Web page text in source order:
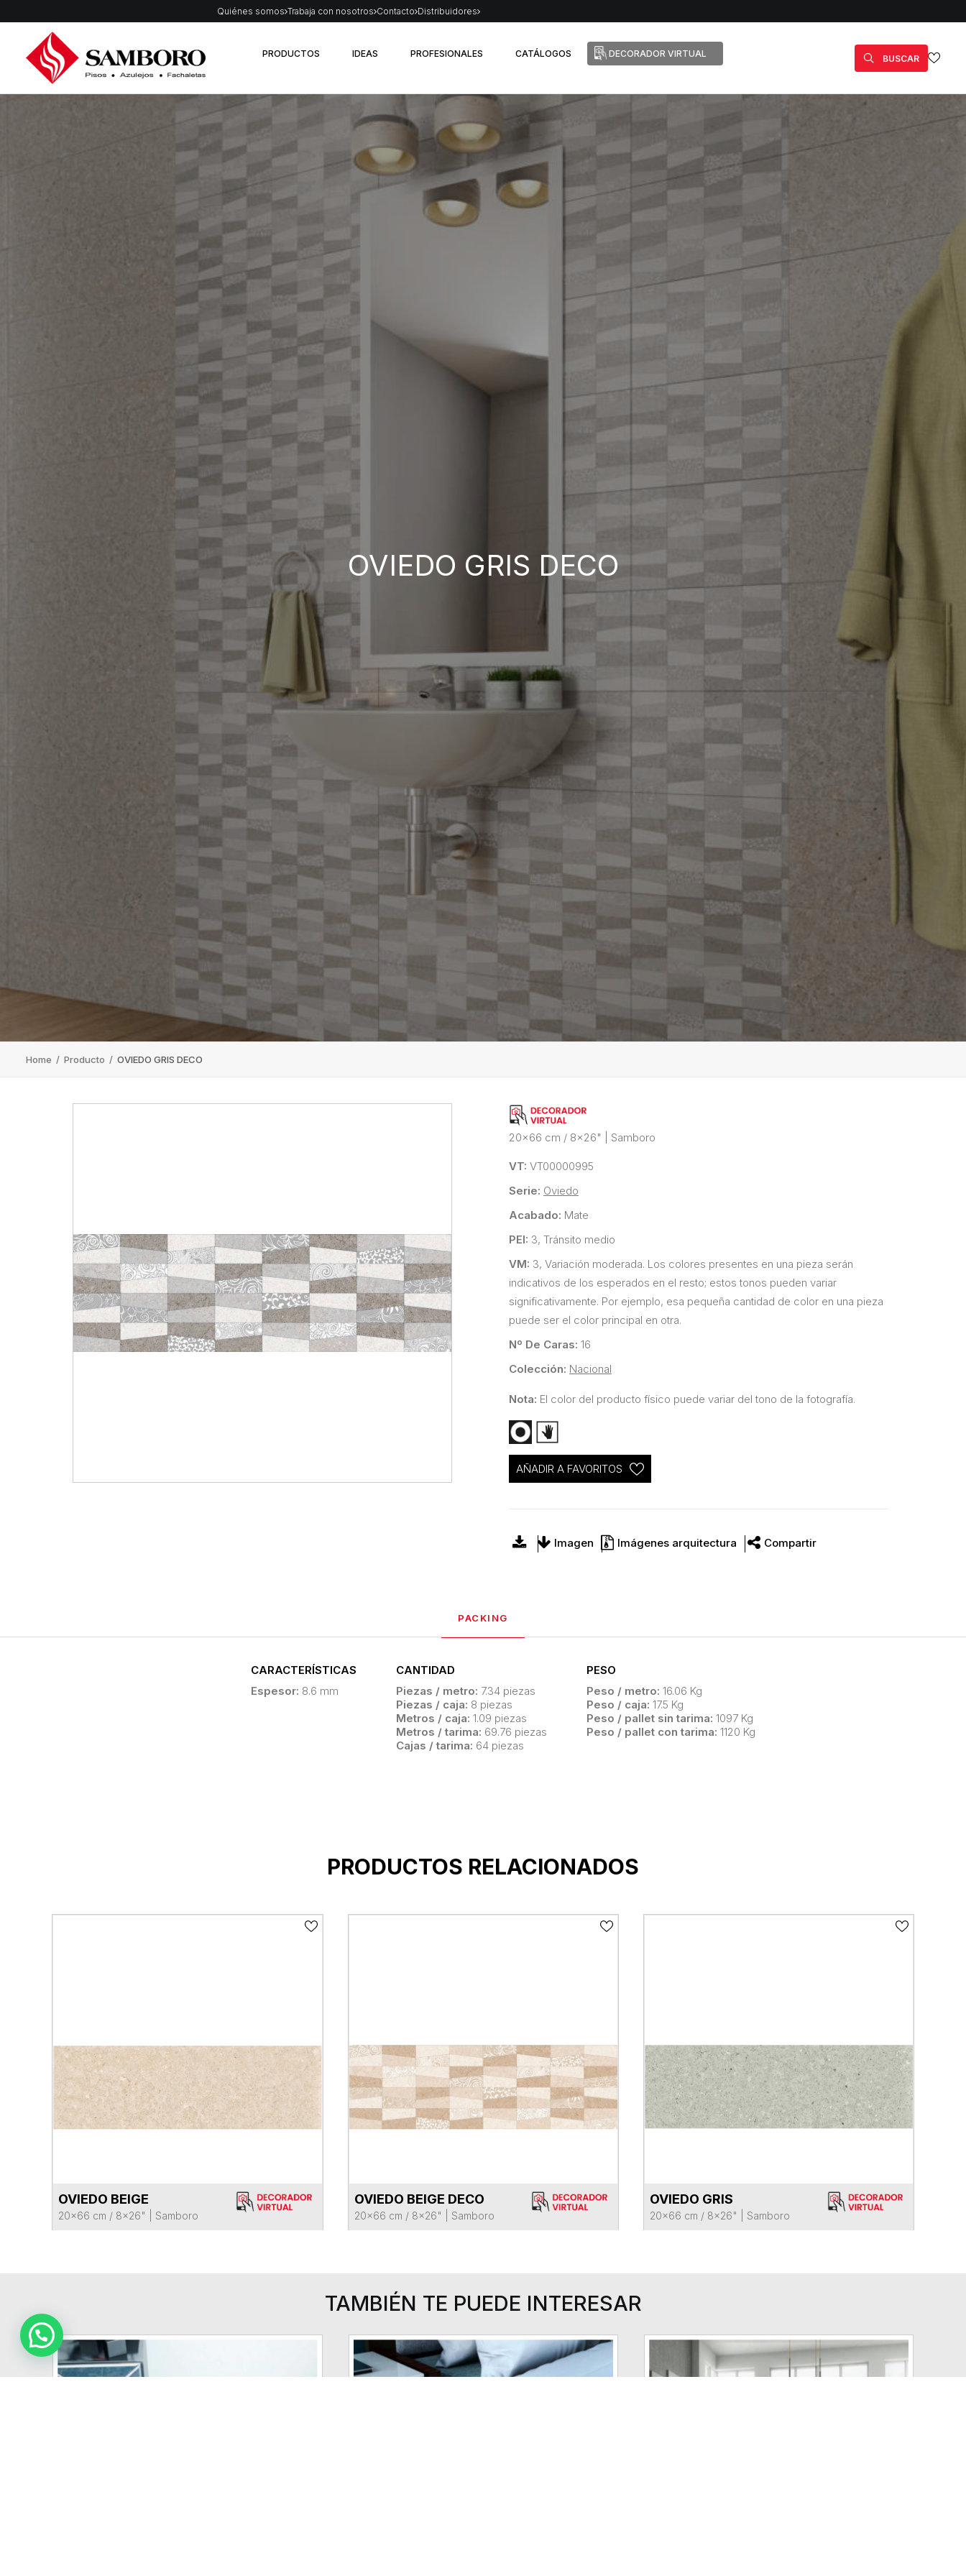
Quiénes somos Trabaja con nosotros Contacto Distribuidores
PRODUCTOS IDEAS PROFESIONALES CATÁLOGOS DECORADOR VIRTUAL BUSCAR
OVIEDO GRIS DECO
Home / Producto / OVIEDO GRIS DECO
20x66 cm / 8x26" Samboro
VT: VT00000995
Serie: Oviedo
Acabado: Mate
PEI: 3, Tránsito medio
VM: 3, Variación moderada. Los colores presentes en una pieza serán
indicativos de los esperados en el resto; estos tonos pueden variar
significativamente. Por ejemplo, esa pequeña cantidad de color en una pieza
puede ser el color principal en otra.
Nº De Caras: 16
Colección: Nacional
Nota: El color del producto físico puede variar del tono de la fotografía.
AÑADIR A FAVORITOS
Imagen Imágenes arquitectura Compartir
PACKING
CARACTERÍSTICAS
Espesor: 8.6 mm
CANTIDAD
Piezas / metro: 7.34 piezas
Piezas / caja: 8 piezas
Metros / caja: 1.09 piezas
Metros / tarima: 69.76 piezas
Cajas / tarima: 64 piezas
PESO
Peso / metro: 16.06 Kg
Peso / caja: 17.5 Kg
Peso / pallet sin tarima: 1097 Kg
Peso / pallet con tarima: 1120 Kg
PRODUCTOS RELACIONADOS
VER FICHA DEL PRODUCTO
OVIEDO BEIGE
20x66 cm / 8x26" Samboro
VER FICHA DEL PRODUCTO
OVIEDO BEIGE DECO
20x66 cm / 8x26" Samboro
VER FICHA DEL PRODUCTO
OVIEDO GRIS
20x66 cm / 8x26" Samboro
TAMBIÉN TE PUEDE INTERESAR